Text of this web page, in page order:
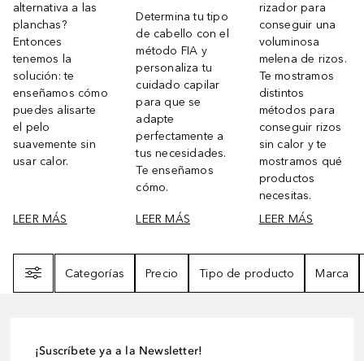
alternativa a las
planchas?
Entonces
tenemos la
solución: te
enseñamos cómo
puedes alisarte
el pelo
suavemente sin
usar calor.
LEER MÁS
Determina tu tipo
de cabello con el
método FIA y
personaliza tu
cuidado capilar
para que se
adapte
perfectamente a
tus necesidades.
Te enseñamos
cómo.
LEER MÁS
rizador para
conseguir una
voluminosa
melena de rizos.
Te mostramos
distintos
métodos para
conseguir rizos
sin calor y te
mostramos qué
productos
necesitas.
LEER MÁS
Categorías
Precio Tipo de producto Marca
¡Suscríbete ya a la Newsletter!